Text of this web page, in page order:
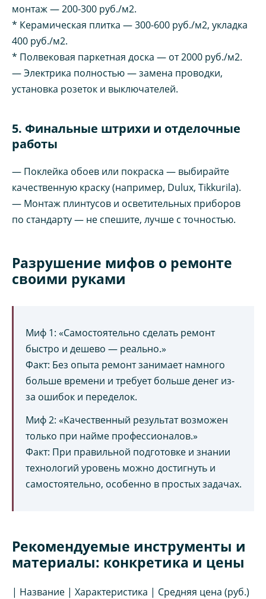
монтаж — 200-300 руб./м2.
* Керамическая плитка — 300-600 руб./м2, укладка
400 руб./м2.
* Полвековая паркетная доска — от 2000 руб./м2.
— Электрика полностью — замена проводки,
установка розеток и выключателей.
5. Финальные штрихи и отделочные
работы
— Поклейка обоев или покраска — выбирайте
качественную краску (например, Dulux, Tikkurila).
— Монтаж плинтусов и осветительных приборов
по стандарту — не спешите, лучше с точностью.
Разрушение мифов о ремонте
своими руками
Миф 1: «Самостоятельно сделать ремонт
быстро и дешево — реально.»
Факт: Без опыта ремонт занимает намного
больше времени и требует больше денег из-
за ошибок и переделок.
Миф 2: «Качественный результат возможен
только при найме профессионалов.»
Факт: При правильной подготовке и знании
технологий уровень можно достигнуть и
самостоятельно, особенно в простых задачах.
Рекомендуемые инструменты и
материалы: конкретика и цены
| Название | Характеристика | Средняя цена (руб.)